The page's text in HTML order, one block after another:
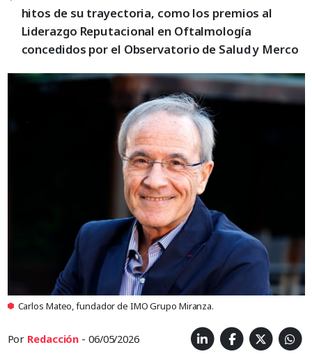
hitos de su trayectoria, como los premios al
Liderazgo Reputacional en Oftalmología
concedidos por el Observatorio de Salud y Merco
Carlos Mateo, fundador de IMO Grupo Miranza.
Por Redacción - 06/05/2026